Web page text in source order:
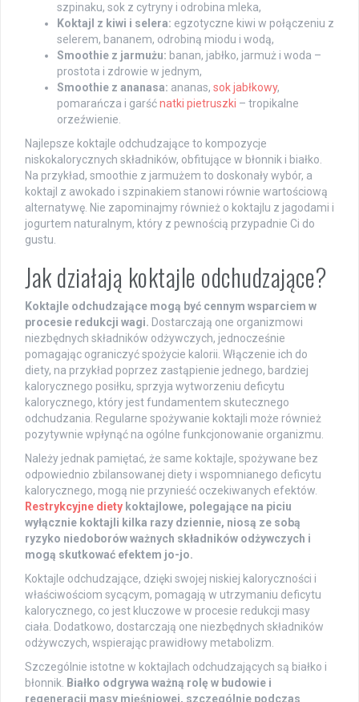
szpinaku, sok z cytryny i odrobina mleka,
Koktajl z kiwi i selera: egzotyczne kiwi w połączeniu z
selerem, bananem, odrobiną miodu i wodą,
Smoothie z jarmużu: banan, jabłko, jarmuż i woda –
prostota i zdrowie w jednym,
Smoothie z ananasa: ananas, sok jabłkowy,
pomarańcza i garśćnatki pietruszki – tropikalne
orzeźwienie.
Najlepsze koktajle odchudzające to kompozycje
niskokalorycznych składników, obfitujące w błonnik i białko.
Na przykład, smoothie z jarmużem to doskonały wybór, a
koktajl z awokado i szpinakiem stanowi równie wartościową
alternatywę. Nie zapominajmy również o koktajlu z jagodami i
jogurtem naturalnym, który z pewnością przypadnie Ci do
gustu.
Jak działają koktajle odchudzające?
Koktajle odchudzające mogą być cennym wsparciem w
procesie redukcji wagi. Dostarczają one organizmowi
niezbędnych składników odżywczych, jednocześnie
pomagając ograniczyć spożycie kalorii. Włączenie ich do
diety, na przykład poprzez zastąpienie jednego, bardziej
kalorycznego posiłku, sprzyja wytworzeniu deficytu
kalorycznego, który jest fundamentem skutecznego
odchudzania. Regularne spożywanie koktajli może również
pozytywnie wpłynąć na ogólne funkcjonowanie organizmu.
Należy jednak pamiętać, że same koktajle, spożywane bez
odpowiednio zbilansowanej diety i wspomnianego deficytu
kalorycznego, mogą nie przynieść oczekiwanych efektów.
Restrykcyjne diety koktajlowe, polegające na piciu
wyłącznie koktajli kilka razy dziennie, niosą ze sobą
ryzyko niedoborów ważnych składników odżywczych i
mogą skutkować efektem jo-jo.
Koktajle odchudzające, dzięki swojej niskiej kaloryczności i
właściwościom sycącym, pomagają w utrzymaniu deficytu
kalorycznego, co jest kluczowe w procesie redukcji masy
ciała. Dodatkowo, dostarczają one niezbędnych składników
odżywczych, wspierając prawidłowy metabolizm.
Szczególnie istotne w koktajlach odchudzających są białko i
błonnik.
Białko odgrywa ważną rolę w budowie i
regeneracji masy mięśniowej, szczególnie podczas